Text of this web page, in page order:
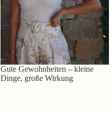
Gute Gewohnheiten – kleine
Dinge, große Wirkung